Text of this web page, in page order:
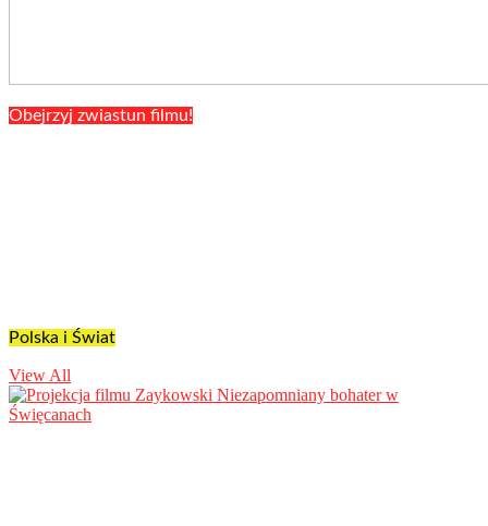
Obejrzyj zwiastun filmu!
Polska i Świat
View All